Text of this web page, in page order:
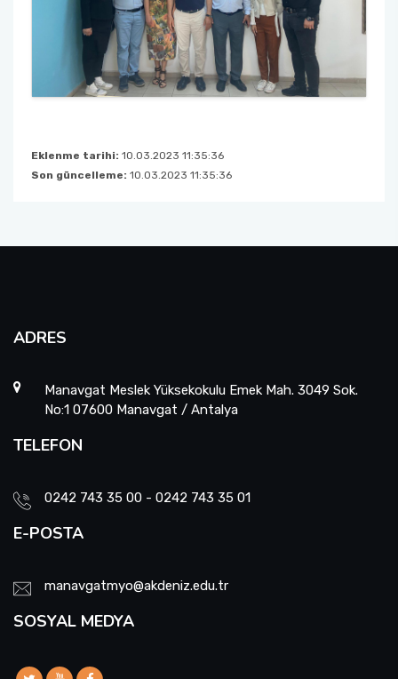
Eklenme tarihi: 10.03.2023 11:35:36
Son güncelleme: 10.03.2023 11:35:36
ADRES
Manavgat Meslek Yüksekokulu Emek Mah. 3049 Sok.
No:1 07600 Manavgat / Antalya
TELEFON
0242 743 35 00 - 0242 743 35 01
E-POSTA
manavgatmyo@akdeniz.edu.tr
SOSYAL MEDYA